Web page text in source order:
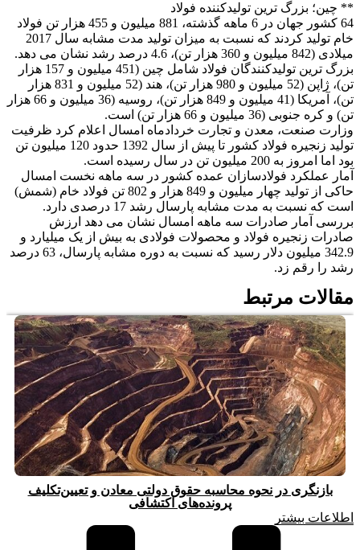
** چین؛ بزرگ ترین تولیدکننده فولاد
64 کشور جهان در 6 ماهه گذشته، 881 میلیون و 455 هزار تن فولاد
خام تولید کردند که نسبت به میزان تولید مدت مشابه سال 2017
میلادی (842 میلیون و 360 هزار تن)، 4.6 درصد رشد نشان می دهد.
بزرگ ترین تولیدکنندگان فولاد شامل چین (451 میلیون و 157 هزار
تن)، ژاپن (52 میلیون و 980 هزار تن)، هند (52 میلیون و 831 هزار
تن)، آمریکا (41 میلیون و 849 هزار تن)، روسیه (36 میلیون و 66 هزار
تن) و کره جنوبی (36 میلیون و 66 هزار تن) است.
وزارت صنعت، معدن و تجارت خردادماه امسال اعلام کرد ظرفیت
تولید زنجیره فولاد کشور تا پیش از سال 1392 حدود 120 میلیون تن
بود اما امروز به 200 میلیون تن در سال رسیده است.
آمار عملکرد فولادسازان عمده کشور در سه ماهه نخست امسال
حاکی از تولید چهار میلیون و 849 هزار و 802 تن فولاد خام (شمش)
است که نسبت به مدت مشابه پارسال رشد 17 درصدی دارد.
بررسی آمار صادرات سه ماهه امسال نشان می دهد ارزش
صادرات زنجیره فولاد و محصولات فولادی به بیش از یک میلیارد و
342.9 میلیون دلار رسید که نسبت به دوره مشابه پارسال، 63 درصد
رشد را رقم زد.
مقالات مرتبط
بازنگری در نحوه محاسبه حقوق دولتی معادن و تعیین‌تکلیف
پرونده‌های اکتشافی
اطلاعات بیشتر